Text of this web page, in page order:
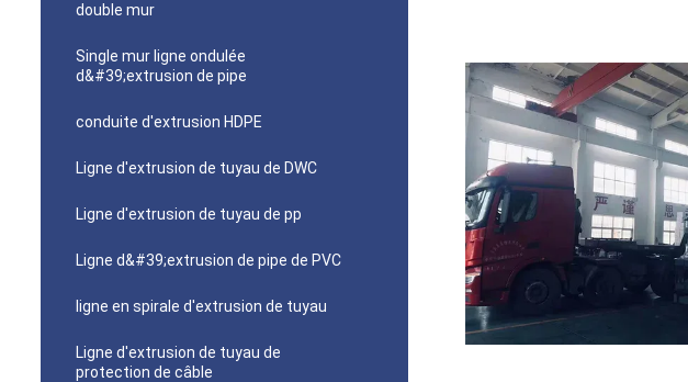
double mur
Single mur ligne ondulée
d&#39;extrusion de pipe
conduite d'extrusion HDPE
Ligne d'extrusion de tuyau de DWC
Ligne d'extrusion de tuyau de pp
Ligne d&#39;extrusion de pipe de PVC
ligne en spirale d'extrusion de tuyau
Ligne d'extrusion de tuyau de
protection de câble